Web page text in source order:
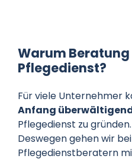
Warum Beratung
Pflegedienst?
Für viele Unternehmer
Anfang
Pflegedienst zu gründen.
Deswegen gehen wir
Pflegedienstberatern